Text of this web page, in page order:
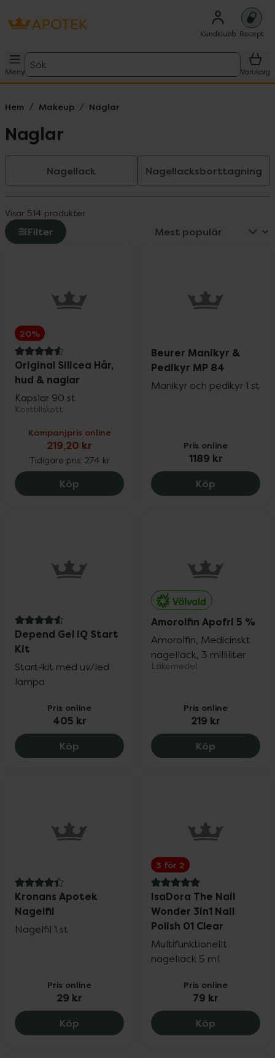
Kundklubb Recept
Meny
Sök
Varukorg
Hem Makeup Naglar
Naglar
Nagellack Nagellacksborttagning
Visar 514 produkter
Filter
20%
4.6 av 5 i omdöme
Original Silicea Hår,
hud & naglar
Kapslar 90 st
Kosttillskott
Kampanjpris online
219,20 kr
Tidigare pris: 274 kr
Köp Original Silicea Hår, hud & naglar,
Beurer Manikyr &
Pedikyr MP 84
Manikyr och pedikyr 1 st
Pris online
1189 kr
Köp Beurer
4.6 av 5 i omdöme
Depend Gel iQ Start
Kit
Start-kit med uv/led
lampa
Pris online
405 kr
Köp Depend Gel iQ Start Kit, 405 kr.
Amorolfin Apofri 5 %
Amorolfin, Medicinskt
nagellack, 3 milliliter
Läkemedel
Pris online
219 kr
Köp Amorolfin
4.4 av 5 i omdöme
Kronans Apotek
Nagelfil
Nagelfil 1 st
Pris online
29 kr
Köp Kronans Apotek Nagelfil, 29 kr.
3 för 2
5 av 5 i omdöme
IsaDora The Nail
Wonder 3in1 Nail
Polish 01 Clear
Multifunktionellt
nagellack 5 ml
Pris online
79 kr
Köp IsaDora